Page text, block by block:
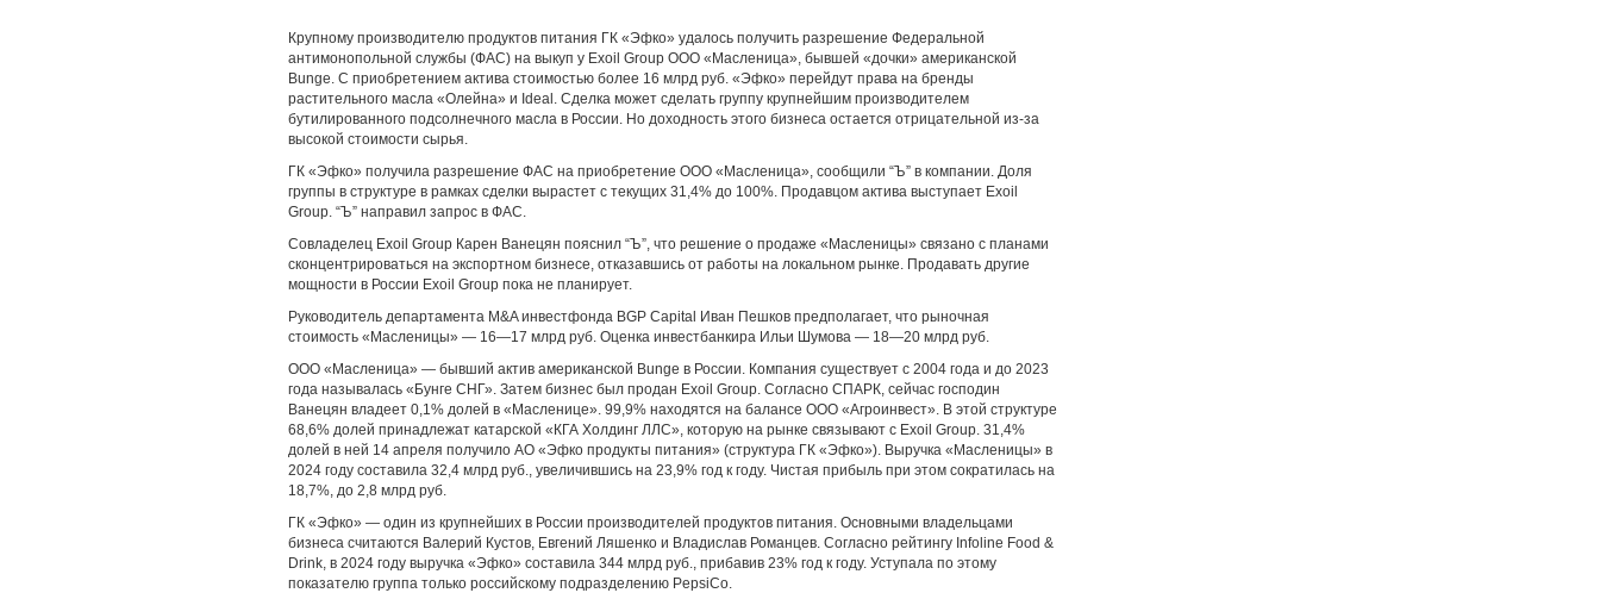
Крупному производителю продуктов питания ГК «Эфко» удалось получить разрешение Федеральной
антимонопольной службы (ФАС) на выкуп у Exoil Group ООО «Масленица», бывшей «дочки» американской
Bunge. С приобретением актива стоимостью более 16 млрд руб. «Эфко» перейдут права на бренды
растительного масла «Олейна» и Ideal. Сделка может сделать группу крупнейшим производителем
бутилированного подсолнечного масла в России. Но доходность этого бизнеса остается отрицательной из-за
высокой стоимости сырья.
ГК «Эфко» получила разрешение ФАС на приобретение ООО «Масленица», сообщили “Ъ” в компании. Доля
группы в структуре в рамках сделки вырастет с текущих 31,4% до 100%. Продавцом актива выступает Exoil
Group. “Ъ” направил запрос в ФАС.
Совладелец Exoil Group Карен Ванецян пояснил “Ъ”, что решение о продаже «Масленицы» связано с планами
сконцентрироваться на экспортном бизнесе, отказавшись от работы на локальном рынке. Продавать другие
мощности в России Exoil Group пока не планирует.
Руководитель департамента M&A инвестфонда BGP Capital Иван Пешков предполагает, что рыночная
стоимость «Масленицы» — 16—17 млрд руб. Оценка инвестбанкира Ильи Шумова — 18—20 млрд руб.
ООО «Масленица» — бывший актив американской Bunge в России. Компания существует с 2004 года и до 2023
года называлась «Бунге СНГ». Затем бизнес был продан Exoil Group. Согласно СПАРК, сейчас господин
Ванецян владеет 0,1% долей в «Масленице». 99,9% находятся на балансе ООО «Агроинвест». В этой структуре
68,6% долей принадлежат катарской «КГА Холдинг ЛЛС», которую на рынке связывают с Exoil Group. 31,4%
долей в ней 14 апреля получило АО «Эфко продукты питания» (структура ГК «Эфко»). Выручка «Масленицы» в
2024 году составила 32,4 млрд руб., увеличившись на 23,9% год к году. Чистая прибыль при этом сократилась на
18,7%, до 2,8 млрд руб.
ГК «Эфко» — один из крупнейших в России производителей продуктов питания. Основными владельцами
бизнеса считаются Валерий Кустов, Евгений Ляшенко и Владислав Романцев. Согласно рейтингу Infoline Food &
Drink, в 2024 году выручка «Эфко» составила 344 млрд руб., прибавив 23% год к году. Уступала по этому
показателю группа только российскому подразделению PepsiCo.